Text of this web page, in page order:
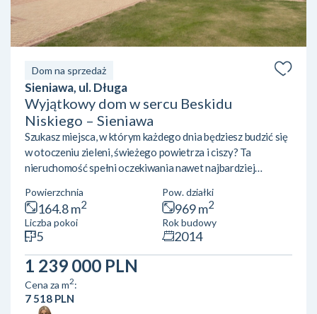
Dom na sprzedaż
Sieniawa, ul. Długa
Wyjątkowy dom w sercu Beskidu
Niskiego – Sieniawa
Szukasz miejsca, w którym każdego dnia będziesz budzić się
w otoczeniu zieleni, świeżego powietrza i ciszy? Ta
nieruchomość spełni oczekiwania nawet najbardziej
wolnostojący dom jednorodzinny położony w malowniczej
miejscowości Sieniawa (gmina Rymanów, powiat
krośnieński). Nieruchomość znajduje się w otulinie
uzdrowisk Rymanów-Zdrój i Iwonicz-Zdrój, zaledwie kilka
minut od Jeziora Sieniawskiego. Dom został zbudowany
według projektu „Retr...
Powierzchnia
164.8 m2
Pow. działki
969 m2
Liczba pokoi
5
Rok budowy
2014
1 239 000 PLN
Cena za m2:
7 518 PLN